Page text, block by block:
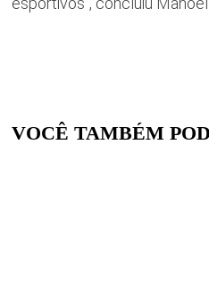
VOCÊ TAMBÉM